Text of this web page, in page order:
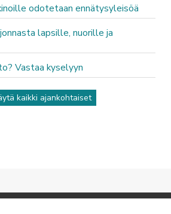
odotetaan ennätysyleisöä
lapsille, nuorille ja
Vastaa kyselyyn
kaikki ajankohtaiset